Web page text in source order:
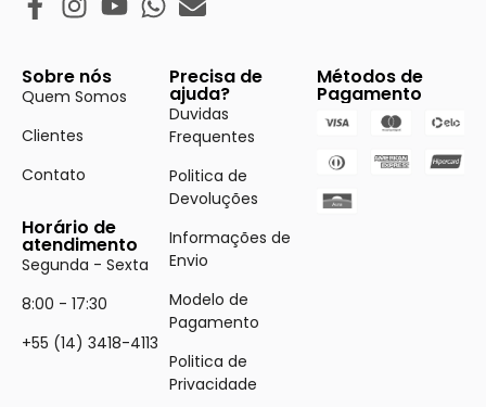
Sobre nós
Quem Somos
Clientes
Contato
Horário de
atendimento
Segunda - Sexta
8:00 - 17:30
+55 (14) 3418-4113
Precisa de
ajuda?
Duvidas
Frequentes
Politica de
Devoluções
Informações de
Envio
Modelo de
Pagamento
Politica de
Privacidade
Métodos de
Pagamento